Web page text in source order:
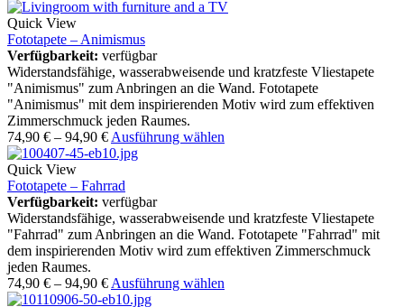
Quick View
Fototapete – Animismus
Verfügbarkeit: verfügbar
Widerstandsfähige, wasserabweisende und kratzfeste Vliestapete
"Animismus" zum Anbringen an die Wand. Fototapete
"Animismus" mit dem inspirierenden Motiv wird zum effektiven
Zimmerschmuck jeden Raumes.
74,90 € – 94,90 € Ausführung wählen
Quick View
Fototapete – Fahrrad
Verfügbarkeit: verfügbar
Widerstandsfähige, wasserabweisende und kratzfeste Vliestapete
"Fahrrad" zum Anbringen an die Wand. Fototapete "Fahrrad" mit
dem inspirierenden Motiv wird zum effektiven Zimmerschmuck
jeden Raumes.
74,90 € – 94,90 € Ausführung wählen